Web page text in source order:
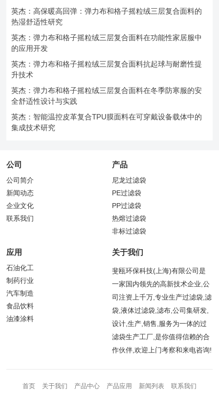
英杰：高保暖高回弹：弹力布和格子摇粒绒三层复合面料的
热湿舒适性研究
英杰：弹力布和格子摇粒绒三层复合面料在功能性家居服中
的应用开发
英杰：弹力布和格子摇粒绒三层复合面料抗起球与耐磨性提
升技术
英杰：弹力布和格子摇粒绒三层复合面料在冬季防寒服的安
全舒适性设计与实践
英杰：智能温控皮革复合TPU膜面料在可穿戴设备载体中的
集成技术研究
公司
公司简介
新闻动态
企业文化
联系我们
产品
尼龙过滤袋
PE过滤袋
PP过滤袋
热熔过滤袋
非标过滤袋
应用
石油化工
制药行业
汽车制造
食品饮料
油漆涂料
关于我们
斐瓯环保科技(上海)有限公司是
一家国内领先的高新技术企业,公
司注资上千万,专业生产过滤袋,滤
袋,液体过滤袋,滤布,公司集研发,
设计,生产,销售,服务为一体的过
滤袋生产工厂,是你值得信赖的合
作伙伴,欢迎上门考察和来电咨询!
首页 关于我们 产品中心 产品应用 新闻列表 联系我们